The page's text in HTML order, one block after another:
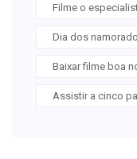
Filme o
Dia dos
Baixar filme boa
Assistir a cinco